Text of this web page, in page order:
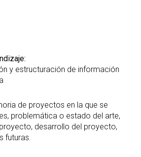
y estructuración de información
de proyectos en la que se
problemática o estado del arte,
desarrollo del proyecto,
futuras.